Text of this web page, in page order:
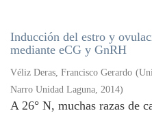
Inducción del estro y
mediante eCG y GnRH
Véliz Deras, Francisco Gerardo (
Narro Unidad Laguna, 2014)
A 26° N, muchas razas de